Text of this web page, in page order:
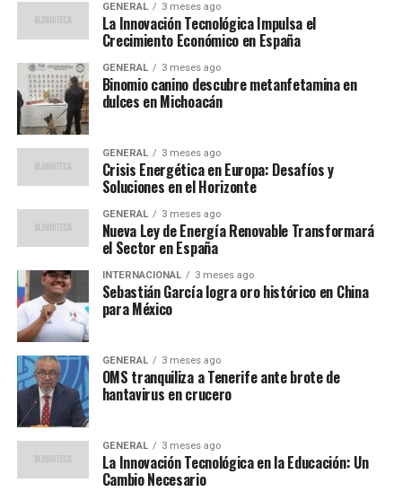
Investigaciones respaldan la importancia de controlar
el consumo de cafeína. Un estudio publicado en el
analizó a más de
5,000 adultos y concluyó que ingerir más de 400 mg
diarios incrementa significativamente el riesgo de
insomnio, ansiedad y trastornos cardiovasculares. Los
autores observaron que incluso en consumidores
habituales, superar el límite recomendado se asociaba
con alteraciones en la calidad del sueño y mayor
frecuencia de palpitaciones.
Impacto en la Salud
Reproductiva y Cardiovascular
Una investigación respaldada por la Universidad de
Nevada, citada por VeryWell Health, identificó una
relación directa entre el exceso de cafeína y una
reducción en la fertilidad masculina. Se halló que
varones que consumían altas dosis presentaban una
menor calidad seminal. Estos estudios refuerzan la
necesidad de ajustar la ingestión de cafeína según la
edad, el estado de salud y la sensibilidad individual para
GENERAL 3 meses ago
La Innovación Tecnológica Impulsa el
Crecimiento Económico en España
GENERAL 3 meses ago
Binomio canino descubre metanfetamina en
dulces en Michoacán
GENERAL 3 meses ago
Crisis Energética en Europa: Desafíos y
Soluciones en el Horizonte
GENERAL 3 meses ago
Nueva Ley de Energía Renovable Transformará
el Sector en España
INTERNACIONAL 3 meses ago
Sebastián García logra oro histórico en China
para México
GENERAL 3 meses ago
OMS tranquiliza a Tenerife ante brote de
hantavirus en crucero
GENERAL 3 meses ago
La Innovación Tecnológica en la Educación: Un
Cambio Necesario